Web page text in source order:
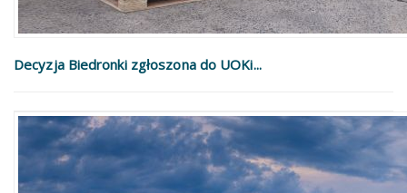
Decyzja Biedronki zgłoszona do UOKi...